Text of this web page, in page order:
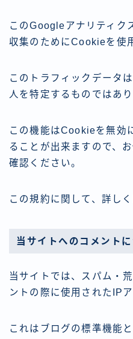
このGoogleアナリティク
収集のためにCookieを使
このトラフィックデータ
人を特定するものではあり
この機能はCookieを無効
ることが出来ますので、
確認ください。
この規約に関して、詳し
当サイトへのコメント
当サイトでは、スパム・
ントの際に使用されたIP
これはブログの標準機能